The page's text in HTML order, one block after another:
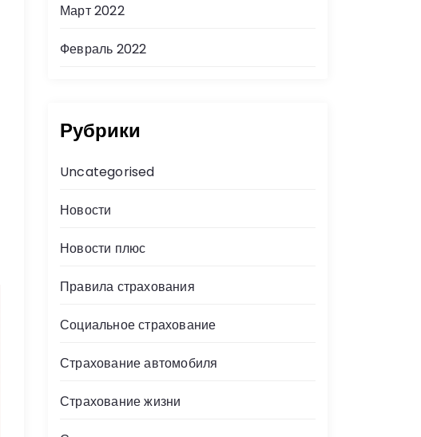
Март 2022
Февраль 2022
Рубрики
Uncategorised
Новости
Новости плюс
Правила страхования
Социальное страхование
Страхование автомобиля
Страхование жизни